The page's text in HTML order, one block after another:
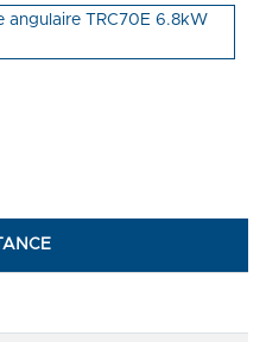
angulaire TRC70E 6.8kW